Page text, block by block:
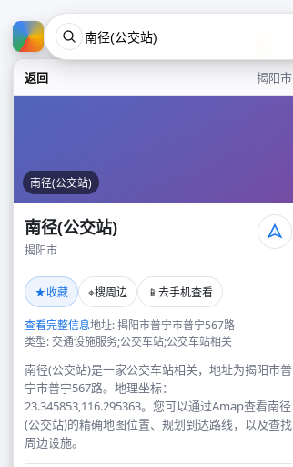
返回 揭阳市
南径(公交站)
南径(公交站)
揭阳市
★收藏 ⌖搜周边 📱 去手机查看
查看完整信息地址: 揭阳市普宁市普宁567路
类型: 交通设施服务;公交车站;公交车站相关
南径(公交站)是一家公交车站相关，地址为揭阳市普
宁市普宁567路。地理坐标：
23.345853,116.295363。您可以通过Amap查看南径
(公交站)的精确地图位置、规划到达路线，以及查找
周边设施。